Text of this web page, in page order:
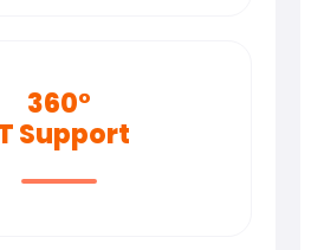
360°
Support